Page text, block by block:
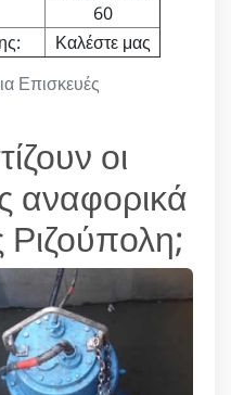
Επισκευές
60
Καλέστε μας
οι
αναφορικά
Ριζούπολη;